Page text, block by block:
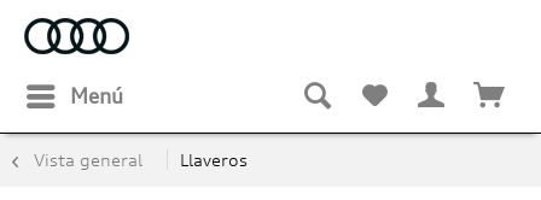
Menú
Vista general Llaveros